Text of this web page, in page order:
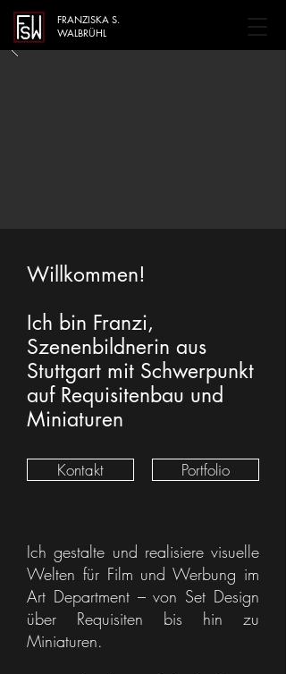
FRANZISKA S.
WALBRÜHL
Willkommen!
Ich bin Franzi,
Szenenbildnerin aus
Stuttgart mit Schwerpunkt
auf Requisitenbau und
Miniaturen
Kontakt Portfolio
Ich gestalte und realisiere visuelle
Welten für Film und Werbung im
Art Department – von Set Design
über Requisiten bis hin zu
Miniaturen.